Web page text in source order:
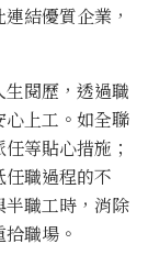
結優質企業，
閱歷，透過職
上工。如全聯
等貼心措施；
職過程的不
職工時，消除
職場。